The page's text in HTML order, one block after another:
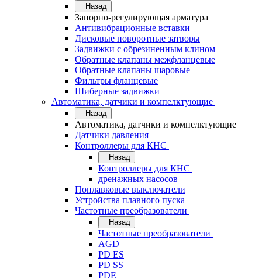
Назад
Запорно-регулирующая арматура
Антивибрационные вставки
Дисковые поворотные затворы
Задвижки с обрезиненным клином
Обратные клапаны межфланцевые
Обратные клапаны шаровые
Фильтры фланцевые
Шиберные задвижки
Автоматика, датчики и компелктующие
Назад
Автоматика, датчики и компелктующие
Датчики давления
Контроллеры для КНС
Назад
Контроллеры для КНС
дренажных насосов
Поплавковые выключатели
Устройства плавного пуска
Частотные преобразователи
Назад
Частотные преобразователи
AGD
PD ES
PD SS
PDE